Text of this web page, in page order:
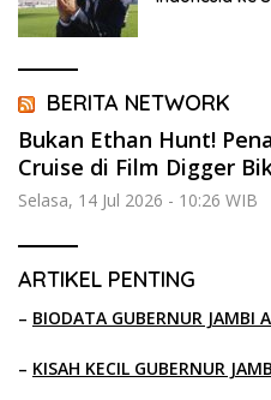
BERITA NETWORK
Bukan Ethan Hunt!
Cruise di Film Digger
Selasa, 14 Jul 2026 - 10:26 WIB
ARTIKEL PENTING
– BIODATA GUBERNUR JAMBI
– KISAH KECIL GUBERNUR